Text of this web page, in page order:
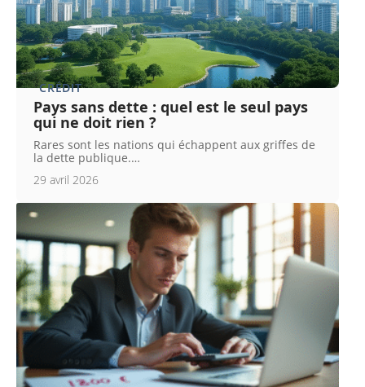
CRÉDIT
Pays sans dette : quel est le seul pays
qui ne doit rien ?
Rares sont les nations qui échappent aux griffes de
la dette publique.…
29 avril 2026